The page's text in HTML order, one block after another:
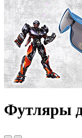
Футляры